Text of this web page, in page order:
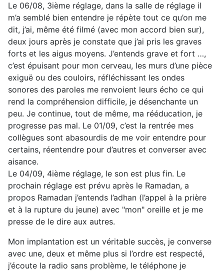
Le 06/08, 3ième réglage, dans la salle de réglage il
m’a semblé bien entendre je répète tout ce qu’on me
dit, j’ai, même été filmé (avec mon accord bien sur),
deux jours après je constate que j’ai pris les graves
forts et les aigus moyens. J’entends grave et fort …,
c’est épuisant pour mon cerveau, les murs d’une pièce
exiguë ou des couloirs, réfléchissant les ondes
sonores des paroles me renvoient leurs écho ce qui
rend la compréhension difficile, je désenchante un
peu. Je continue, tout de même, ma rééducation, je
progresse pas mal. Le 01/09, c’est la rentrée mes
collègues sont abasourdis de me voir entendre pour
certains, réentendre pour d’autres et converser avec
aisance.
Le 04/09, 4ième réglage, le son est plus fin. Le
prochain réglage est prévu après le Ramadan, a
propos Ramadan j’entends l’adhan (l’appel à la prière
et à la rupture du jeune) avec "mon" oreille et je me
presse de le dire aux autres.
Mon implantation est un véritable succès, je converse
avec une, deux et même plus si l’ordre est respecté,
j’écoute la radio sans problème, le téléphone je